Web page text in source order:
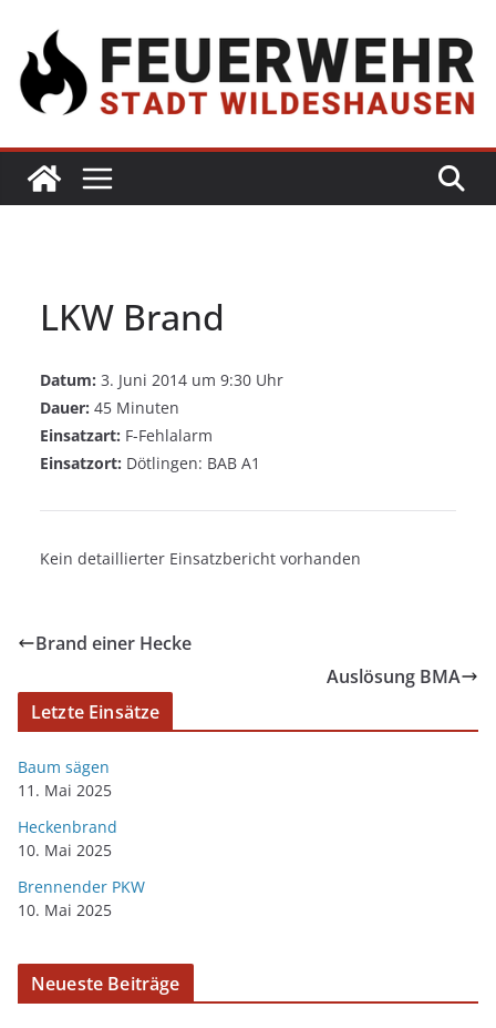
LKW Brand
Datum: 3. Juni 2014 um 9:30 Uhr
Dauer: 45 Minuten
Einsatzart: F-Fehlalarm
Einsatzort: Dötlingen: BAB A1
Kein detaillierter Einsatzbericht vorhanden
Brand einer Hecke
Auslösung BMA
Letzte Einsätze
Baum sägen
11. Mai 2025
Heckenbrand
10. Mai 2025
Brennender PKW
10. Mai 2025
Neueste Beiträge